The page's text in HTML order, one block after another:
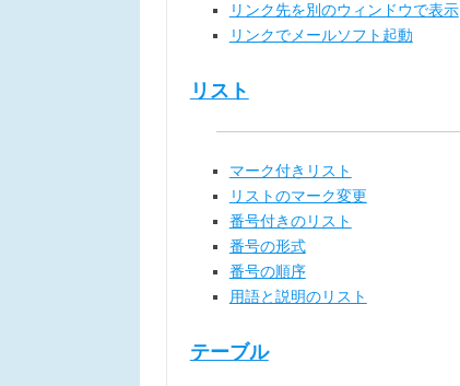
リンク先を別のウィンドウで表示
リンクでメールソフト起動
リスト
マーク付きリスト
リストのマーク変更
番号付きのリスト
番号の形式
番号の順序
用語と説明のリスト
テーブル